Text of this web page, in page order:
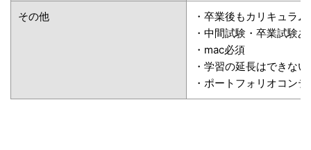
その他
・卒業後もカリキュラ
・中間試験・卒業試験あ
・mac必須
・学習の延長はできない
・ポートフォリオコン